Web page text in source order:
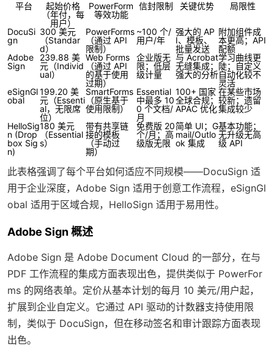
平台
起始价格
（年付，每
用户）
PowerForm
等效功能
信封限制 关键优势 局限性
DocuSi
gn
300 美元
（Standar
d）
PowerForms
（通过 API
限制）
~100 个/
用户/年
强大的 AP
I、模板、
批量发送
附加组件成
本更高；API
配额
Adobe
Sign
239.88 美
元（Individ
ual）
Web Forms
（通过 API
的基于使用
过期）
企业版无
限；低层
级计量
与 Acrobat
无缝集成；
强大的分析
学习曲线更
陡；自定义
自动化较不
灵活
eSignGl
obal
199.20 美
元（Essenti
al，无限席
位）
SmartForms
（原生基于
使用限制）
Essential
中最多 10
0 个文档/
月
100+ 国家
全球合规；
APAC 优化
在某些市场
较新；遗留
集成较少
HelloSig
n (Drop
box Sig
n)
180 美元
（Essential
s）
带有共享链
接的模板
（手动过
期）
免费版 20
个/月；高
级版无限
简单 UI；G
mail/Outlo
ok 集成
基本功能；
无升级无高
级 API
此表格强调了每个平台如何适应不同规模——DocuSign 适
用于企业深度，Adobe Sign 适用于创意工作流程，eSignGl
obal 适用于区域合规，HelloSign 适用于易用性。
Adobe Sign 概述
Adobe Sign 是 Adobe Document Cloud 的一部分，在与
PDF 工作流程的集成方面表现出色，提供类似于 PowerFor
ms 的网络表单。定价从基本计划的每月 10 美元/用户起，
扩展到企业自定义。它通过 API 驱动的计数器支持使用限
制，类似于 DocuSign，但在移动签名和审计跟踪方面表现
出色。